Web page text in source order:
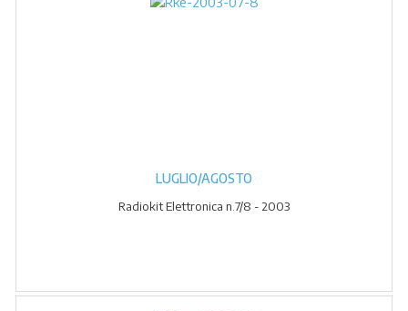
LUGLIO/AGOSTO
Radiokit Elettronica n.7/8 - 2003